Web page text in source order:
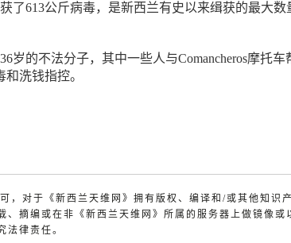
了613公斤病毒，是新西兰有史以来缉获的最大数
岁的不法分子，其中一些人与Comancheros摩托车
洗钱指控。
，对于《新西兰天维网》拥有版权、编译和/或其他知识
、摘编或在非《新西兰天维网》所属的服务器上做镜像或
法律责任。